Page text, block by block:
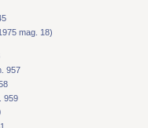
mag. 18)
957
959